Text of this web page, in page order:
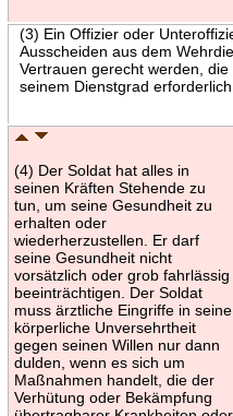
(3) Ein Offizier oder
Ausscheiden aus dem
Vertrauen gerecht werden,
seinem Dienstgrad erforderlich
(4) Der Soldat hat alles in
seinen Kräften Stehende zu
tun, um seine Gesundheit zu
erhalten oder
wiederherzustellen. Er darf
seine Gesundheit nicht
vorsätzlich oder grob fahrlässig
beeinträchtigen. Der Soldat
muss ärztliche Eingriffe in seine
körperliche Unversehrtheit
gegen seinen Willen nur dann
dulden, wenn es sich um
Maßnahmen handelt, die der
Verhütung oder Bekämpfung